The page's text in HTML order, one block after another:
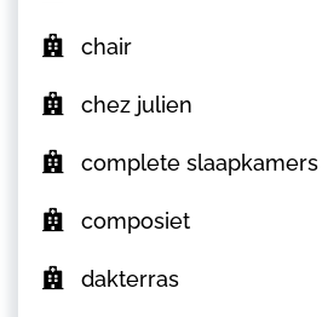
chair
chez julien
complete slaapkamers
composiet
dakterras